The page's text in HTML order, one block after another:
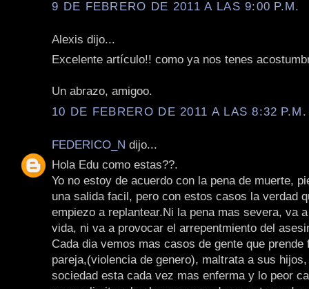
9 DE FEBRERO DE 2011 A LAS 9:00 P.M.
Alexis dijo...
Excelente artículo!! como ya nos tenes
Un abrazo, amigoo.
10 DE FEBRERO DE 2011 A LAS 8:32 P.M.
FEDERICO_N dijo...
Hola Edu como estas??.
Yo no estoy de acuerdo con la pena de muerte,
una salida facil, pero con estos casos la verdad
empiezo a replantear.Ni la pena mas severa, va
vida, ni va a provocar el arrepentmiento del
Cada dia vemos mas casos de gente que prende
pareja,(violencia de genero), maltrata a sus
sociedad esta cada vez mas enferma y lo peor